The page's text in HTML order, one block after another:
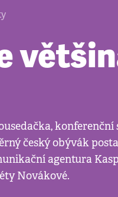
konferenční
český obývák
agentura
Novákové.